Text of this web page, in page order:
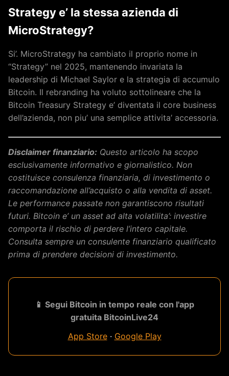
Strategy e’ la stessa azienda di
MicroStrategy?
Si’. MicroStrategy ha cambiato il proprio nome in
“Strategy” nel 2025, mantenendo invariata la
leadership di Michael Saylor e la strategia di accumulo
Bitcoin. Il rebranding ha voluto sottolineare che la
Bitcoin Treasury Strategy e’ diventata il core business
dell’azienda, non piu’ una semplice attivita’ accessoria.
Disclaimer finanziario: Questo articolo ha scopo
esclusivamente informativo e giornalistico. Non
costituisce consulenza finanziaria, di investimento o
raccomandazione all’acquisto o alla vendita di asset.
Le performance passate non garantiscono risultati
futuri. Bitcoin e’ un asset ad alta volatilita’: investire
comporta il rischio di perdere l’intero capitale.
Consulta sempre un consulente finanziario qualificato
prima di prendere decisioni di investimento.
📱 Segui Bitcoin in tempo reale con l'app
gratuita BitcoinLive24
App Store· Google Play